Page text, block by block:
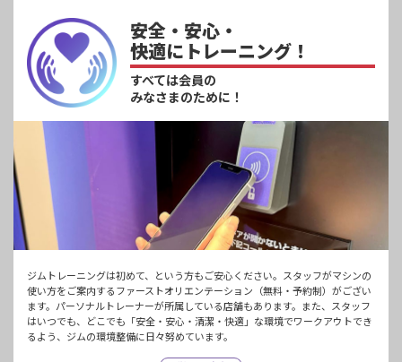
安全・安心・
快適にトレーニング！
すべては会員の
みなさまのために！
ジムトレーニングは初めて、という方もご安心ください。スタッフがマシンの
使い方をご案内するファーストオリエンテーション（無料・予約制）がござい
ます。パーソナルトレーナーが所属している店舗もあります。また、スタッフ
はいつでも、どこでも「安全・安心・清潔・快適」な環境でワークアウトでき
るよう、ジムの環境整備に日々努めています。